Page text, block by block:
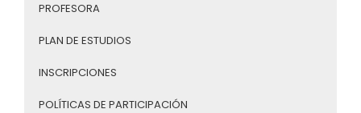
PROFESORA
PLAN DE ESTUDIOS
INSCRIPCIONES
POLÍTICAS DE PARTICIPACIÓN